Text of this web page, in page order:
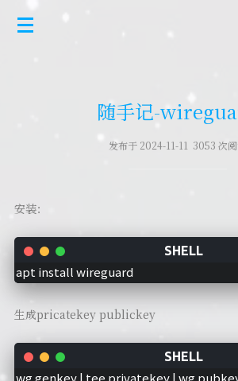
随手记-
发布于 2024-11-11 3053 次
安装：
apt install wireguard
生成pricatekey publickey
wg genkey | tee privatekey | wg